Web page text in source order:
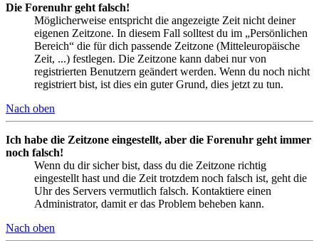
Die Forenuhr geht falsch!
Möglicherweise entspricht die angezeigte Zeit nicht deiner
eigenen Zeitzone. In diesem Fall solltest du im „Persönlichen
Bereich“ die für dich passende Zeitzone (Mitteleuropäische
Zeit, ...) festlegen. Die Zeitzone kann dabei nur von
registrierten Benutzern geändert werden. Wenn du noch nicht
registriert bist, ist dies ein guter Grund, dies jetzt zu tun.
Nach oben
Ich habe die Zeitzone eingestellt, aber die Forenuhr geht immer
noch falsch!
Wenn du dir sicher bist, dass du die Zeitzone richtig
eingestellt hast und die Zeit trotzdem noch falsch ist, geht die
Uhr des Servers vermutlich falsch. Kontaktiere einen
Administrator, damit er das Problem beheben kann.
Nach oben